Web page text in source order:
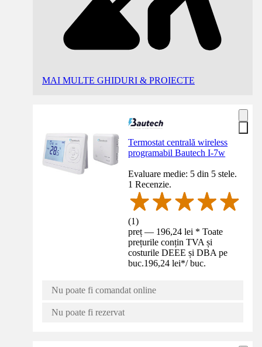
MAI MULTE GHIDURI & PROIECTE
Termostat centrală wireless
programabil Bautech I-7w
Evaluare medie: 5 din 5 stele.
1 Recenzie.
(1)
preț — 196,24 lei * Toate
prețurile conțin TVA și
costurile DEEE și DBA pe
buc.196,24 lei*/ buc.
Nu poate fi comandat online
Nu poate fi rezervat